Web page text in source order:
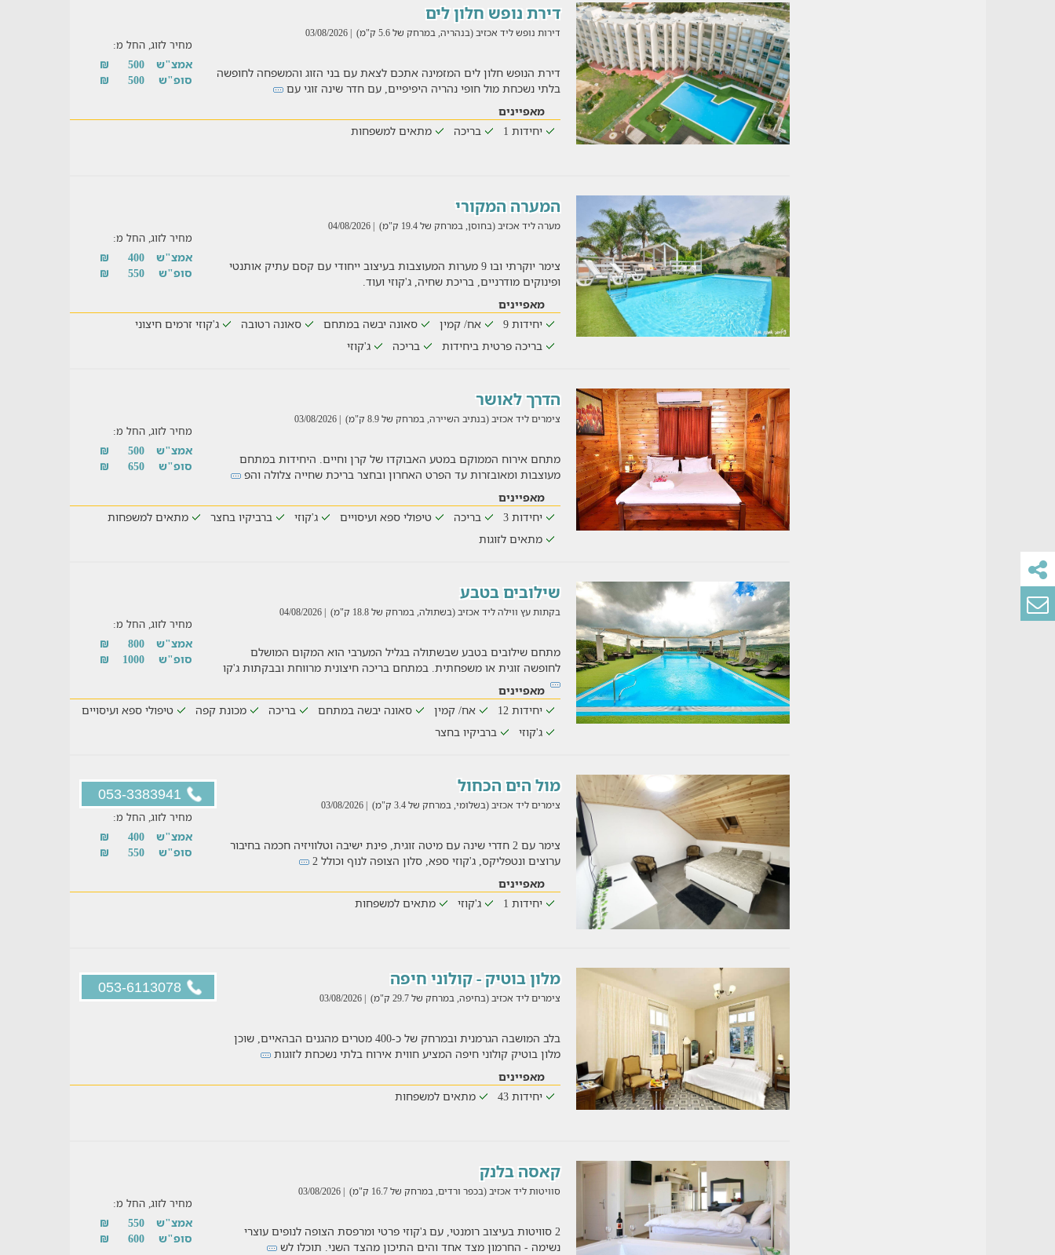
דירת נופש חלון לים
דירות נופש ליד אכזיב (בנהריה, במרחק של 5.6 ק"מ) | 03/08/2026
דירת הנופש חלון לים המזמינה אתכם לצאת עם בני הזוג והמשפחה לחופשה
בלתי נשכחת מול חופי נהריה היפיפיים, עם חדר שינה זוגי עם
מחיר לזוג, החל מ:
אמצ"ש 500
₪
סופ"ש
500
₪
מאפיינים
יחידות 1
בריכה מתאים למשפחות
המערה המקורי
מערה ליד אכזיב (בחוסן, במרחק של 19.4 ק"מ) | 04/08/2026
צימר יוקרתי ובו 9 מערות המעוצבות בעיצוב ייחודי עם קסם עתיק אותנטי
ופינוקים מודרניים, בריכת שחיה, ג'קוזי ועוד.
מחיר לזוג, החל מ:
אמצ"ש 400
₪
סופ"ש
550
₪
מאפיינים
יחידות 9
אח/ קמין סאונה יבשה במתחם סאונה רטובה
ג'קוזי זרמים חיצוני
בריכה פרטית ביחידות
בריכה ג'קוזי
הדרך לאושר
צימרים ליד אכזיב (בנתיב השיירה, במרחק של 8.9 ק"מ) | 03/08/2026
מתחם אירוח הממוקם במטע האבוקדו של קרן וחיים. היחידות במתחם
מעוצבות ומאובזרות עד הפרט האחרון ובחצר בריכת שחייה צלולה והפ
מחיר לזוג, החל מ:
אמצ"ש 500
₪
סופ"ש
650
₪
מאפיינים
יחידות 3
בריכה טיפולי ספא ועיסויים ג'קוזי ברביקיו בחצר
מתאים למשפחות
מתאים לזוגות
שילובים בטבע
בקתות עץ ווילה ליד אכזיב (בשתולה, במרחק של 18.8 ק"מ) | 04/08/2026
מתחם שילובים בטבע שבשתולה בגליל המערבי הוא המקום המושלם
לחופשה זוגית או משפחתית. במתחם בריכה חיצונית מרווחת ובבקתות ג'קו
מחיר לזוג, החל מ:
אמצ"ש 800
₪
סופ"ש
1000
₪
מאפיינים
יחידות 12
אח/ קמין סאונה יבשה במתחם בריכה מכונת קפה
טיפולי ספא ועיסויים
ג'קוזי
ברביקיו בחצר
053-3383941 מול הים הכחול
צימרים ליד אכזיב (בשלומי, במרחק של 3.4 ק"מ) | 03/08/2026
צימר עם 2 חדרי שינה עם מיטה זוגית, פינת ישיבה וטלוויזיה חכמה בחיבור
ערוצים ונטפליקס, ג'קוזי ספא, סלון הצופה לנוף וכולל 2
מחיר לזוג, החל מ:
אמצ"ש 400
₪
סופ"ש
550
₪
מאפיינים
יחידות 1
ג'קוזי מתאים למשפחות
053-6113078 מלון בוטיק - קולוני חיפה
צימרים ליד אכזיב (בחיפה, במרחק של 29.7 ק"מ) | 03/08/2026
בלב המושבה הגרמנית ובמרחק של כ-400 מטרים מהגנים הבהאיים, שוכן
מלון בוטיק קולוני חיפה המציע חווית אירוח בלתי נשכחת לזוגות
מאפיינים
יחידות 43
מתאים למשפחות
קאסה בלנק
סוויטות ליד אכזיב (בכפר ורדים, במרחק של 16.7 ק"מ) | 03/08/2026
2 סוויטות בעיצוב רומנטי, עם ג'קוזי פרטי ומרפסת הצופה לנופים עוצרי
נשימה - החרמון מצד אחד והים התיכון מהצד השני. תוכלו לש
מחיר לזוג, החל מ:
אמצ"ש 550
₪
סופ"ש
600
₪